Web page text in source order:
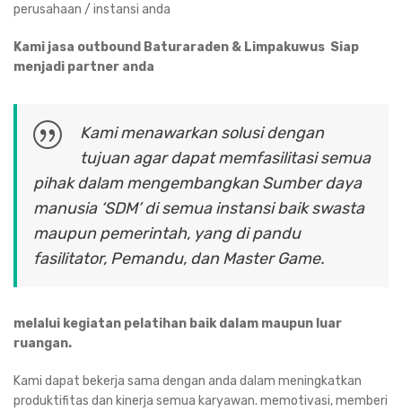
perusahaan / instansi anda
Kami jasa outbound Baturaraden & Limpakuwus Siap
menjadi partner anda
Kami menawarkan solusi dengan
tujuan agar dapat memfasilitasi semua
pihak dalam mengembangkan Sumber daya
manusia ‘SDM’ di semua instansi baik swasta
maupun pemerintah, yang di pandu
fasilitator, Pemandu, dan Master Game.
melalui kegiatan pelatihan baik dalam maupun luar
ruangan.
Kami dapat bekerja sama dengan anda dalam meningkatkan
produktifitas dan kinerja semua karyawan. memotivasi, memberi